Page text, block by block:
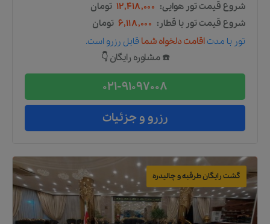
شروع قیمت تور هوایی: ۱۲,۴۱۸,۰۰۰ تومان
شروع قیمت تور با قطار: ۶,۱۱۸,۰۰۰ تومان
تور با مدت اقامت دلخواه شما قابل رزرو است.
☎️ مشاوره رایگان 👇
021-91097008
رزرو و جزئیات
گشت رایگان طرقبه و چالیدره